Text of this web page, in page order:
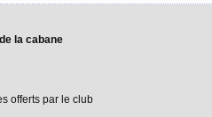
la cabane
offerts par le club